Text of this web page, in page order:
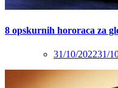
8 opskurnih hororaca za
31/10/202231/